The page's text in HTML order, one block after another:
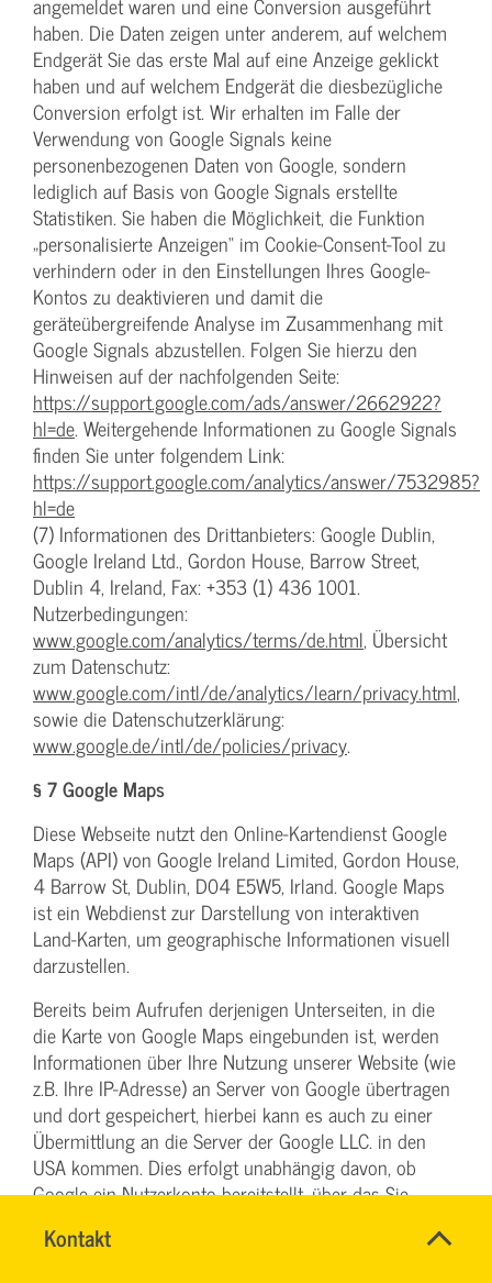
Kontakt
TEAM
Name*
angemeldet waren und eine Conversion ausgeführt
haben. Die Daten zeigen unter anderem, auf welchem
Endgerät Sie das erste Mal auf eine Anzeige geklickt
haben und auf welchem Endgerät die diesbezügliche
Conversion erfolgt ist. Wir erhalten im Falle der
Verwendung von Google Signals keine
personenbezogenen Daten von Google, sondern
lediglich auf Basis von Google Signals erstellte
Statistiken. Sie haben die Möglichkeit, die Funktion
„personalisierte Anzeigen“ im Cookie-Consent-Tool zu
verhindern oder in den Einstellungen Ihres Google-
Kontos zu deaktivieren und damit die
geräteübergreifende Analyse im Zusammenhang mit
Google Signals abzustellen. Folgen Sie hierzu den
Hinweisen auf der nachfolgenden Seite:
https://support.google.com/ads/answer/2662922?
hl=de. Weitergehende Informationen zu Google Signals
finden Sie unter folgendem Link:
https://support.google.com/analytics/answer/7532985?
hl=de
(7) Informationen des Drittanbieters: Google Dublin,
Google Ireland Ltd., Gordon House, Barrow Street,
Dublin 4, Ireland, Fax: +353 (1) 436 1001.
Nutzerbedingungen:
www.google.com/analytics/terms/de.html, Übersicht
zum Datenschutz:
www.google.com/intl/de/analytics/learn/privacy.html,
sowie die Datenschutzerklärung:
www.google.de/intl/de/policies/privacy.
§ 7 Google Maps
Diese Webseite nutzt den Online-Kartendienst Google
Maps (API) von Google Ireland Limited, Gordon House,
4 Barrow St, Dublin, D04 E5W5, Irland. Google Maps
ist ein Webdienst zur Darstellung von interaktiven
Land-Karten, um geographische Informationen visuell
darzustellen.
Bereits beim Aufrufen derjenigen Unterseiten, in die
die Karte von Google Maps eingebunden ist, werden
Informationen über Ihre Nutzung unserer Website (wie
z.B. Ihre IP-Adresse) an Server von Google übertragen
und dort gespeichert, hierbei kann es auch zu einer
Übermittlung an die Server der Google LLC. in den
USA kommen. Dies erfolgt unabhängig davon, ob
Google ein Nutzerkonto bereitstellt, über das Sie
Wenn Sie bei Google eingeloggt sind, werden Ihre